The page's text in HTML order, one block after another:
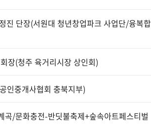
단장(서원대 청년창업파크 사업단/융복합
장(청주 육거리시장 상인회)
인중개사협회 충북지부)
/문화충전-반딧불축제+숲속아트페스티벌